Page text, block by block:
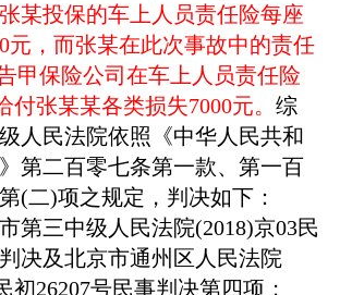
某投保的车上人员责任险每座
元，而张某在此次事故中的责任
甲保险公司在车上人员责任险
付张某某各类损失7000元。 综
人民法院依照《中华人民共和
第二百零七条第一款、第一百
(二)项之规定，判决如下：
第三中级人民法院(2018)京03民
决及北京市通州区人民法院
初26207号民事判决第四项；